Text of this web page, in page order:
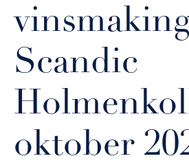
Scandic
oktober